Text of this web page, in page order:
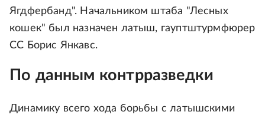
Ягдфербанд". Начальником штаба "Лесных
кошек" был назначен латыш, гауптштурмфюрер
СС Борис Янкавс.
По данным контрразведки
Динамику всего хода борьбы с латышскими